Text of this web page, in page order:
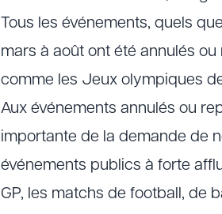
Tous les événements, quels
mars à août ont été annulés
comme les Jeux olympiques
Aux événements annulés ou
importante de la demande de
événements publics à forte
GP, les matchs de football, de